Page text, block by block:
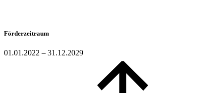
Förderzeitraum
01.01.2022 – 31.12.2029